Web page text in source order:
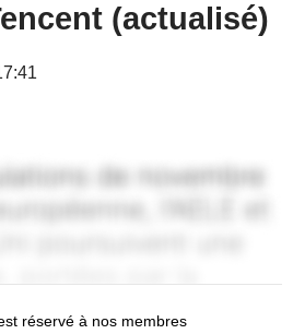
(actualisé)
réservé à nos membres